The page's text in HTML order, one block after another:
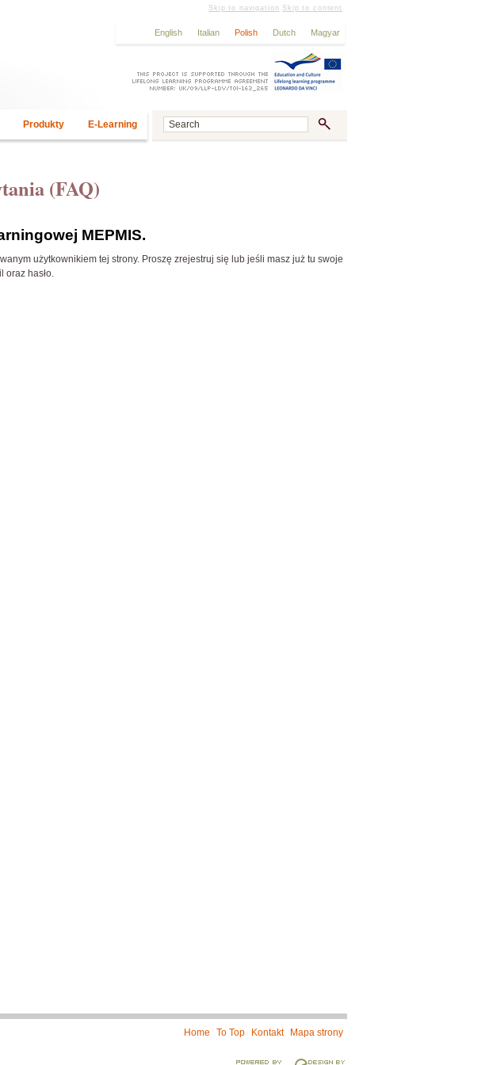
Skip to navigation Skip to content
English Italian Polish Dutch Magyar
Produkty E-Learning
(FAQ)
MEPMIS.
użytkownikiem tej strony. Proszę zrejestruj się lub jeśli masz już tu swoje
oraz hasło.
Home To Top Kontakt Mapa strony